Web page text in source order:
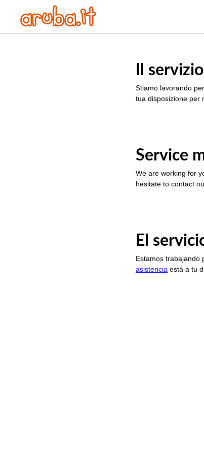
Il
Stiamo lavorando
tua disposizione per
Service
We are working for
hesitate to contact
El
Estamos trabajando
asistencia está a tu